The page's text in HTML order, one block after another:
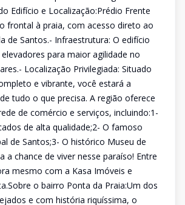
Edifício e Localização:Prédio Frente
frontal à praia, com acesso direto ao
de Santos.- Infraestrutura: O edifício
para maior agilidade no
Localização Privilegiada: Situado
e vibrante, você estará a
tudo o que precisa. A região oferece
de comércio e serviços, incluindo:1-
de alta qualidade;2- O famoso
de Santos;3- O histórico Museu de
a chance de viver nesse paraíso! Entre
mesmo com a Kasa Imóveis e
o bairro Ponta da Praia:Um dos
e com história riquíssima, o